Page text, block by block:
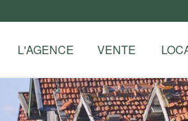
L'AGENCE VENTE